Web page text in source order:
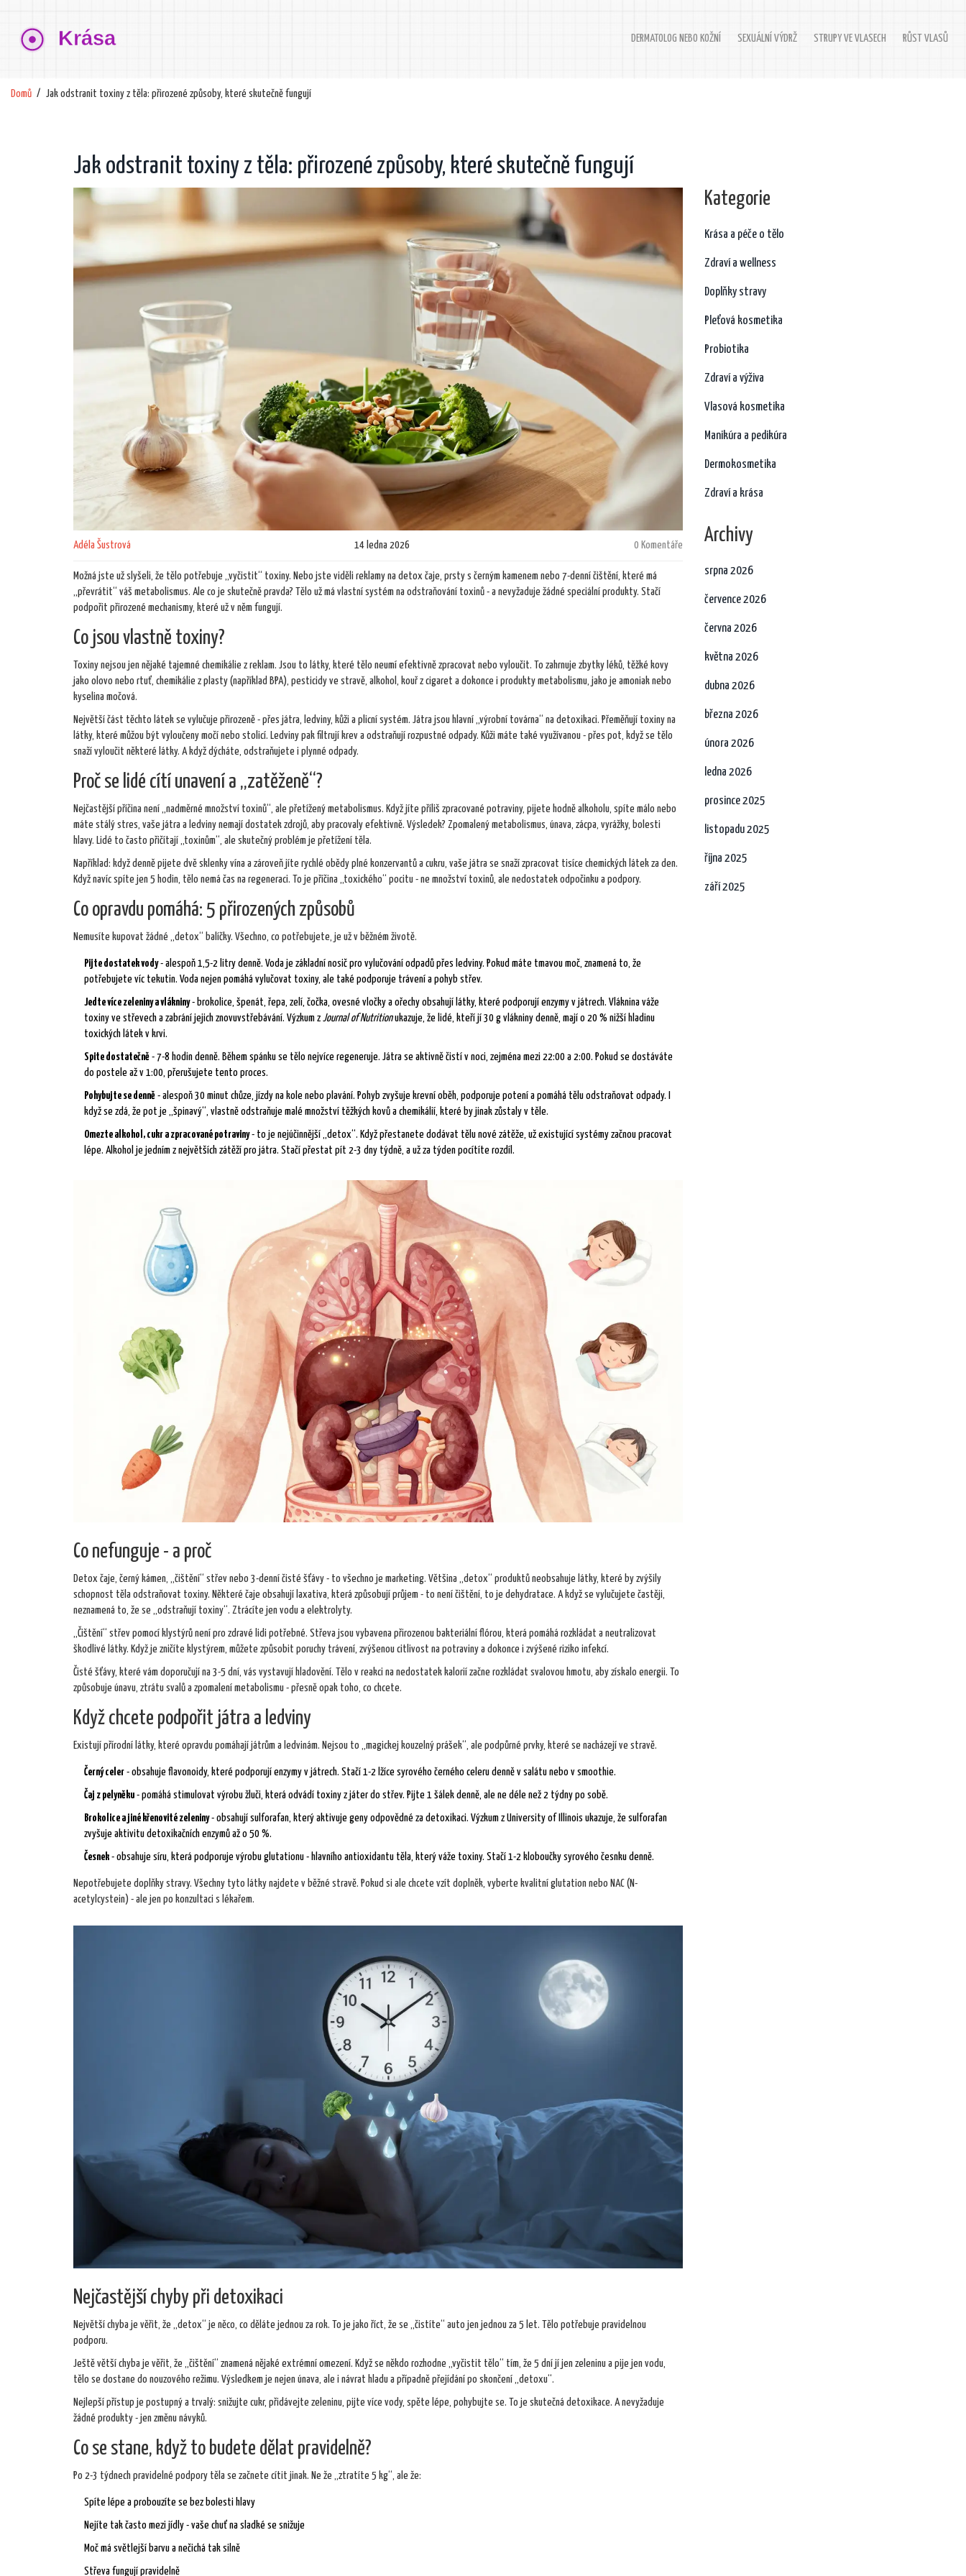
DERMATOLOG NEBO KOŽNÍ SEXUÁLNÍ VÝDRŽ STRUPY VE VLASECH RŮST VLASŮ
Domů Jak odstranit toxiny z těla: přirozené způsoby, které skutečně fungují
Jak odstranit toxiny z těla: přirozené způsoby, které skutečně fungují
Adéla Šustrová 14 ledna 2026 0 Komentáře
Možná jste už slyšeli, že tělo potřebuje „vyčistit“ toxiny. Nebo jste viděli reklamy na detox čaje, prsty s černým kamenem nebo 7-denní čištění, které má
„převrátit“ váš metabolismus. Ale co je skutečně pravda? Tělo už má vlastní systém na odstraňování toxinů - a nevyžaduje žádné speciální produkty. Stačí
podpořit přirozené mechanismy, které už v něm fungují.
Co jsou vlastně toxiny?
Toxiny nejsou jen nějaké tajemné chemikálie z reklam. Jsou to látky, které tělo neumí efektivně zpracovat nebo vyloučit. To zahrnuje zbytky léků, těžké kovy
jako olovo nebo rtuť, chemikálie z plasty (například BPA), pesticidy ve stravě, alkohol, kouř z cigaret a dokonce i produkty metabolismu, jako je amoniak nebo
kyselina močová.
Největší část těchto látek se vylučuje přirozeně - přes játra, ledviny, kůži a plicní systém. Játra jsou hlavní „výrobní továrna“ na detoxikaci. Přeměňují toxiny na
látky, které můžou být vyloučeny močí nebo stolicí. Ledviny pak filtrují krev a odstraňují rozpustné odpady. Kůži máte také využívanou - přes pot, když se tělo
snaží vyloučit některé látky. A když dýcháte, odstraňujete i plynné odpady.
Proč se lidé cítí unavení a „zatěženě“?
Nejčastější příčina není „nadměrné množství toxinů“, ale přetížený metabolismus. Když jíte příliš zpracované potraviny, pijete hodně alkoholu, spíte málo nebo
máte stálý stres, vaše játra a ledviny nemají dostatek zdrojů, aby pracovaly efektivně. Výsledek? Zpomalený metabolismus, únava, zácpa, vyrážky, bolesti
hlavy. Lidé to často přičítají „toxinům“, ale skutečný problém je přetížení těla.
Například: když denně pijete dvě sklenky vína a zároveň jíte rychlé obědy plné konzervantů a cukru, vaše játra se snaží zpracovat tisíce chemických látek za den.
Když navíc spíte jen 5 hodin, tělo nemá čas na regeneraci. To je příčina „toxického“ pocitu - ne množství toxinů, ale nedostatek odpočinku a podpory.
Co opravdu pomáhá: 5 přirozených způsobů
Nemusíte kupovat žádné „detox“ balíčky. Všechno, co potřebujete, je už v běžném životě.
Pijte dostatek vody- alespoň 1,5-2 litry denně. Voda je základní nosič pro vylučování odpadů přes ledviny. Pokud máte tmavou moč, znamená to, že
potřebujete víc tekutin. Voda nejen pomáhá vylučovat toxiny, ale také podporuje trávení a pohyb střev.
Jedte více zeleniny a vlákniny- brokolice, špenát, řepa, zelí, čočka, ovesné vločky a ořechy obsahují látky, které podporují enzymy v játrech. Vláknina váže
toxiny ve střevech a zabrání jejich znovuvstřebávání. Výzkum z Journal of Nutritionukazuje, že lidé, kteří jí 30 g vlákniny denně, mají o 20 % nižší hladinu
toxických látek v krvi.
Spite dostatečně - 7-8 hodin denně. Během spánku se tělo nejvíce regeneruje. Játra se aktivně čistí v noci, zejména mezi 22:00 a 2:00. Pokud se dostáváte
do postele až v 1:00, přerušujete tento proces.
Pohybujte se denně - alespoň 30 minut chůze, jízdy na kole nebo plavání. Pohyb zvyšuje krevní oběh, podporuje potení a pomáhá tělu odstraňovat odpady. I
když se zdá, že pot je „špinavý“, vlastně odstraňuje malé množství těžkých kovů a chemikálií, které by jinak zůstaly v těle.
Omezte alkohol, cukr a zpracované potraviny- to je nejúčinnější „detox“. Když přestanete dodávat tělu nové zátěže, už existující systémy začnou pracovat
lépe. Alkohol je jedním z největších zátěží pro játra. Stačí přestat pít 2-3 dny týdně, a už za týden pocítíte rozdíl.
Co nefunguje - a proč
Detox čaje, černý kámen, „čištění“ střev nebo 3-denní čisté šťávy - to všechno je marketing. Většina „detox“ produktů neobsahuje látky, které by zvýšily
schopnost těla odstraňovat toxiny. Některé čaje obsahují laxativa, která způsobují průjem - to není čištění, to je dehydratace. A když se vylučujete častěji,
neznamená to, že se „odstraňují toxiny“. Ztrácíte jen vodu a elektrolyty.
„Čištění“ střev pomocí klystýrů není pro zdravé lidi potřebné. Střeva jsou vybavena přirozenou bakteriální flórou, která pomáhá rozkládat a neutralizovat
škodlivé látky. Když je zničíte klystýrem, můžete způsobit poruchy trávení, zvýšenou citlivost na potraviny a dokonce i zvýšené riziko infekcí.
Čisté šťávy, které vám doporučují na 3-5 dní, vás vystavují hladovění. Tělo v reakci na nedostatek kalorií začne rozkládat svalovou hmotu, aby získalo energii. To
způsobuje únavu, ztrátu svalů a zpomalení metabolismu - přesně opak toho, co chcete.
Když chcete podpořit játra a ledviny
Existují přírodní látky, které opravdu pomáhají játrům a ledvinám. Nejsou to „magickej kouzelný prášek“, ale podpůrné prvky, které se nacházejí ve stravě.
Černý celer - obsahuje flavonoidy, které podporují enzymy v játrech. Stačí 1-2 lžíce syrového černého celeru denně v salátu nebo v smoothie.
Čaj z pelyněku - pomáhá stimulovat výrobu žluči, která odvádí toxiny z játer do střev. Pijte 1 šálek denně, ale ne déle než 2 týdny po sobě.
Brokolice a jiné křenovité zeleniny- obsahují sulforafan, který aktivuje geny odpovědné za detoxikaci. Výzkum z University of Illinois ukazuje, že sulforafan
zvyšuje aktivitu detoxikačních enzymů až o 50 %.
Česnek - obsahuje síru, která podporuje výrobu glutationu - hlavního antioxidantu těla, který váže toxiny. Stačí 1-2 kloboučky syrového česnku denně.
Nepotřebujete doplňky stravy. Všechny tyto látky najdete v běžné stravě. Pokud si ale chcete vzít doplněk, vyberte kvalitní glutation nebo NAC (N-
acetylcystein) - ale jen po konzultaci s lékařem.
Nejčastější chyby při detoxikaci
Největší chyba je věřit, že „detox“ je něco, co děláte jednou za rok. To je jako říct, že se „čistíte“ auto jen jednou za 5 let. Tělo potřebuje pravidelnou
podporu.
Ještě větší chyba je věřit, že „čištění“ znamená nějaké extrémní omezení. Když se někdo rozhodne „vyčistit tělo“ tím, že 5 dní jí jen zeleninu a pije jen vodu,
tělo se dostane do nouzového režimu. Výsledkem je nejen únava, ale i návrat hladu a případně přejídání po skončení „detoxu“.
Nejlepší přístup je postupný a trvalý: snižujte cukr, přidávejte zeleninu, pijte více vody, spěte lépe, pohybujte se. To je skutečná detoxikace. A nevyžaduje
žádné produkty - jen změnu návyků.
Co se stane, když to budete dělat pravidelně?
Po 2-3 týdnech pravidelné podpory těla se začnete cítit jinak. Ne že „ztratíte 5 kg“, ale že:
Spíte lépe a probouzíte se bez bolesti hlavy
Nejíte tak často mezi jídly - vaše chuť na sladké se snižuje
Moč má světlejší barvu a nečichá tak silně
Střeva fungují pravidelně
Kategorie
Krása a péče o tělo
Zdraví a wellness
Doplňky stravy
Pleťová kosmetika
Probiotika
Zdraví a výživa
Vlasová kosmetika
Manikúra a pedikúra
Dermokosmetika
Zdraví a krása
Archivy
srpna 2026
července 2026
června 2026
května 2026
dubna 2026
března 2026
února 2026
ledna 2026
prosince 2025
listopadu 2025
října 2025
září 2025